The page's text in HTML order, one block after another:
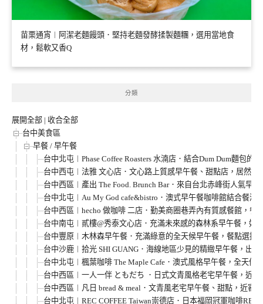
苗栗通宵︱阿潔老麵饅頭．堅持老麵發酵揉製麵糰，選用當地食
材，鬆軟又香Q
分類
展開全部 | 收合全部
台中美食區
早餐 / 早午餐
台中北屯︱Phase Coffee Roasters 水湳店．結合Dum Dum麵包的
台中西屯︱法雅 文心店．文心路上質感早午餐、甜點店，居然
台中西區︱產出 The Food. Brunch Bar．來自台北赤峰街人氣早
台中北屯︱Au My God cafe&bistro．澳式早午餐咖啡館結合餐酒
台中西區︱hecho 做咖啡 二店．勤美商圈巷弄內有質感餐館，餐
台中南屯︱貳樓@秀泰文心店．充滿未來感的森林系早午餐，好
台中豐原︱木林森早午餐．充滿綠意的全天候早午餐，餐點選擇
台中沙鹿︱拾光 SHI GUANG．海線地區少見的精緻早午餐，出
台中北屯︱楓葉咖啡 The Maple Cafe．澳式風格早午餐，全天
台中西區︱一人一伴 ともだち ．日式文青風格老宅早午餐，近台
台中西區︱凡日 bread & meal．文青風老宅早午餐、甜點，近審
台中北屯︱REC COFFEE Taiwan崇德店．日本福岡冠軍咖啡